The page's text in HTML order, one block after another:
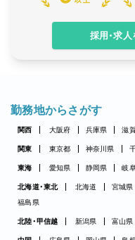
採用・求
勤務地からさがす
関西 大阪府 兵庫県 滋
関東 東京都 神奈川県
東海 愛知県 静岡県 岐
北海道・東北 北海道 宮城県
福島県
北陸・甲信越 新潟県 富山県